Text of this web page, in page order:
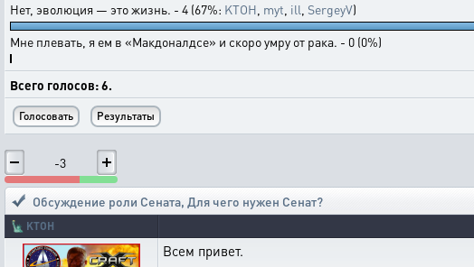
Нет, эволюция — это жизнь. - 4 (67%: KTOH myt ill SergeyV)
Мне плевать, я ем в «Макдоналдсе» и скоро умру от рака. - 0 (0%)
Всего голосов: 6.
-3
Обсуждение роли Сената, Для чего нужен Сенат?
🗽 KTOH
Всем привет.